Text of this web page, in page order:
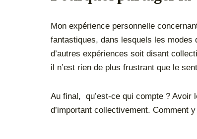
Mon expérience personnelle
fantastiques, dans lesquels les
d’autres expériences soit disant
il n’est rien de plus frustrant que le
Au final, qu’est-ce qui compte ? Avoir
d’important collectivement. Comment